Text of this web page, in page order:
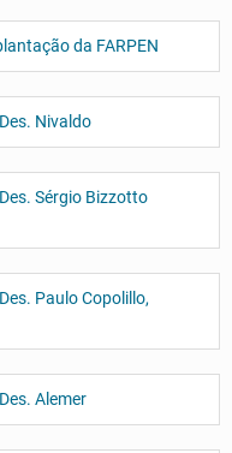
da FARPEN
Nivaldo
Sérgio Bizzotto
Paulo Copolillo,
Alemer